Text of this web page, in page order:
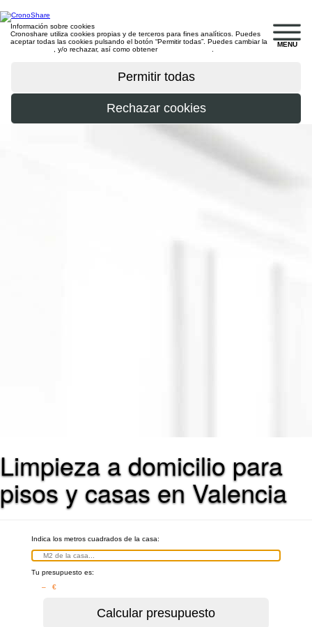
MENU
Información sobre cookies
Cronoshare utiliza cookies propias y de terceros para fines analíticos. Puedes
aceptar todas las cookies pulsando el botón “Permitir todas”. Puedes cambiar la
, y/o rechazar, así como obtener
Limpieza a domicilio para
pisos y casas en Valencia
Indica los metros cuadrados de la casa:
Tu presupuesto es:
– €